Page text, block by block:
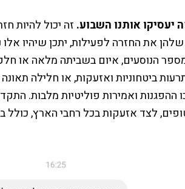
יעסיקו אותנו השבוע. זה יכול להיות
את החזרה לפעילות, יתכן שיהיו
הנוסעים, איום בשביתה מלאה או
ביטחוניות ואזעקות, או חלילה תאונה
ההפגנות ואמירות פוליטיות מלבות.
לצד אזעקות בכל רחבי הארץ, כולל